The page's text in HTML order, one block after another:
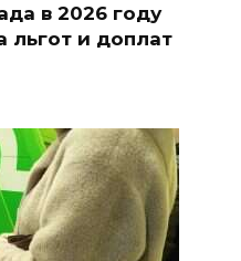
в 2026 году
льгот и доплат